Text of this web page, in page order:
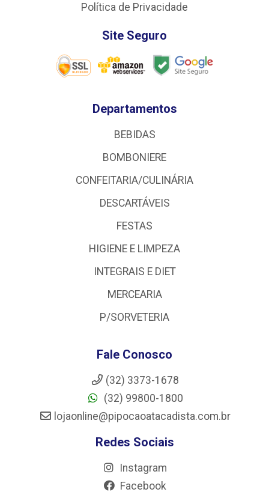
Política de Privacidade
Site Seguro
Departamentos
BEBIDAS
BOMBONIERE
CONFEITARIA/CULINÁRIA
DESCARTÁVEIS
FESTAS
HIGIENE E LIMPEZA
INTEGRAIS E DIET
MERCEARIA
P/SORVETERIA
Fale Conosco
(32) 3373-1678
(32) 99800-1800
lojaonline@pipocaoatacadista.com.br
Redes Sociais
Instagram
Facebook